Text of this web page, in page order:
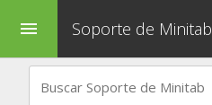
menu Soporte de Minitab